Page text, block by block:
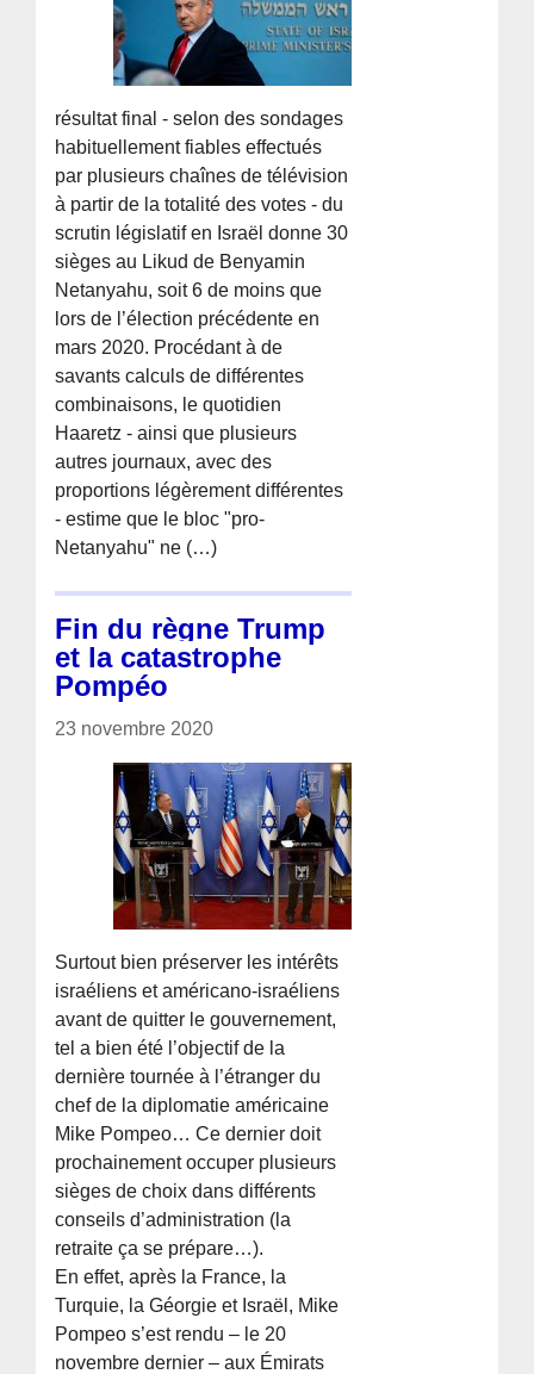
résultat final - selon des sondages
habituellement fiables effectués
par plusieurs chaînes de télévision
à partir de la totalité des votes - du
scrutin législatif en Israël donne 30
sièges au Likud de Benyamin
Netanyahu, soit 6 de moins que
lors de l’élection précédente en
mars 2020. Procédant à de
savants calculs de différentes
combinaisons, le quotidien
Haaretz - ainsi que plusieurs
autres journaux, avec des
proportions légèrement différentes
- estime que le bloc "pro-
Netanyahu" ne (…)
Fin du règne Trump
et la catastrophe
Pompéo
23 novembre 2020
Surtout bien préserver les intérêts
israéliens et américano-israéliens
avant de quitter le gouvernement,
tel a bien été l’objectif de la
dernière tournée à l’étranger du
chef de la diplomatie américaine
Mike Pompeo… Ce dernier doit
prochainement occuper plusieurs
sièges de choix dans différents
conseils d’administration (la
retraite ça se prépare…).
En effet, après la France, la
Turquie, la Géorgie et Israël, Mike
Pompeo s’est rendu – le 20
novembre dernier – aux Émirats